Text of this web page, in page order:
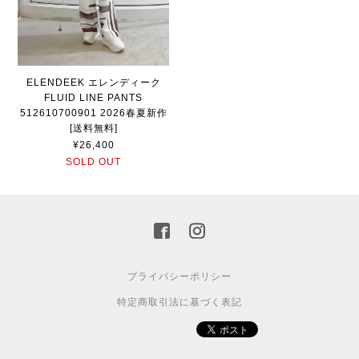
ELENDEEK エレンディーク
FLUID LINE PANTS
512610700901 2026春夏新作
[送料無料]
¥26,400
SOLD OUT
プライバシーポリシー
特定商取引法に基づく表記